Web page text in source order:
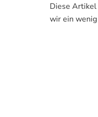
Diese
wir ein wenig